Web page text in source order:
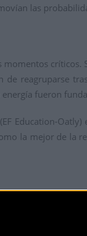
las
críticos.
reagruparse
fueron
Education-
la mejor de la